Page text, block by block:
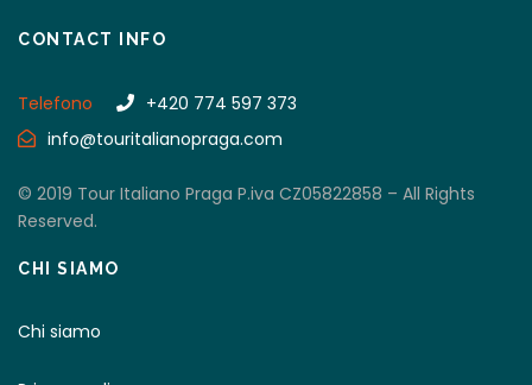
CONTACT INFO
Telefono
+420 774 597 373
info@touritalianopraga.com
© 2019 Tour Italiano Praga P.iva CZ05822858 – All Rights
Reserved.
CHI SIAMO
Chi siamo